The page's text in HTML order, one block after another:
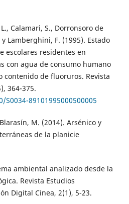
Calamari, S., Dorronsoro de
Lamberghini, F. (1995). Estado
escolares residentes en
con agua de consumo humano
contenido de fluoruros. Revista
364-375.
89101995000500005
M. (2014). Arsénico y
de la planicie
ambiental analizado desde la
Revista Estudios
Digital Cinea, 2(1), 5-23.